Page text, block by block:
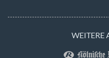
WEITERE